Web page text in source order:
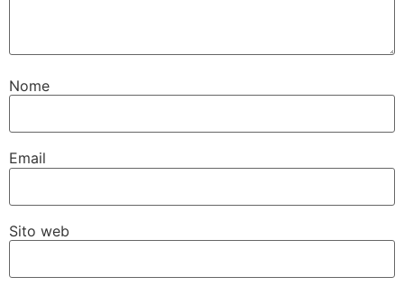
Nome
Email
Sito web